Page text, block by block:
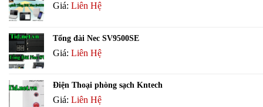
Giá: Liên Hệ
Tổng đài Nec SV9500SE
Giá: Liên Hệ
Điện Thoại phòng sạch Kntech
Giá: Liên Hệ